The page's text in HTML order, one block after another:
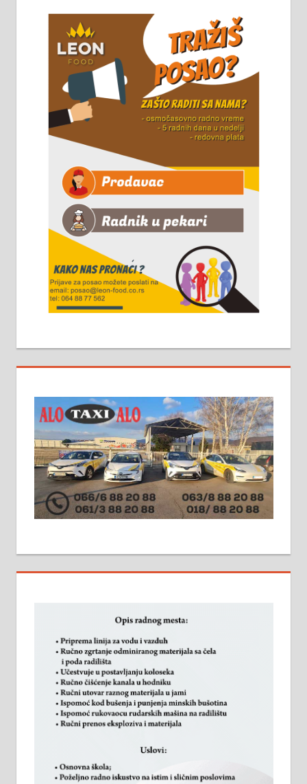
информација доћи лично на
стовариште у улици Максима
Горког 26 сваког радног дана од
8 до 15 часова. 063/465-045
Чистим све врсте димњака.
061/32-13-445